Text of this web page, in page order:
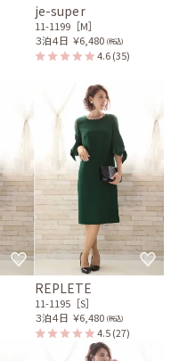
je-super
11-1199［M］
３泊４日 ￥6,480 (税込)
4.6(35)
REPLETE
11-1195［S］
３泊４日 ￥6,480 (税込)
4.5(27)